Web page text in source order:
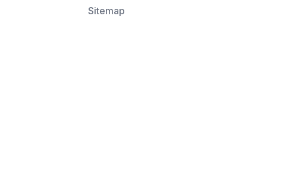
Sitemap